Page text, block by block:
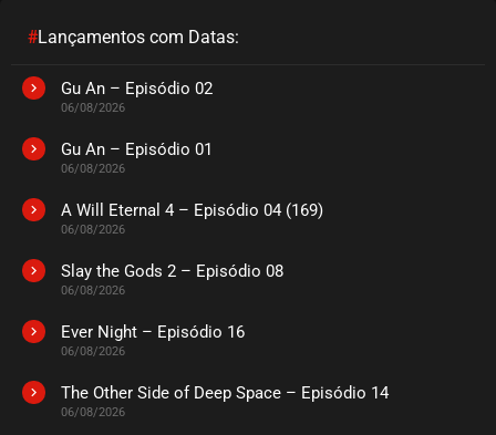
#Lançamentos com Datas:
Gu An – Episódio 02
06/08/2026
Gu An – Episódio 01
06/08/2026
A Will Eternal 4 – Episódio 04 (169)
06/08/2026
Slay the Gods 2 – Episódio 08
06/08/2026
Ever Night – Episódio 16
06/08/2026
The Other Side of Deep Space – Episódio 14
06/08/2026